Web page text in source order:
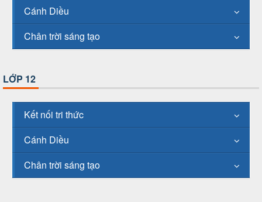
Cánh Diều
Chân trời sáng tạo
LỚP 12
Kết nối tri thức
Cánh Diều
Chân trời sáng tạo